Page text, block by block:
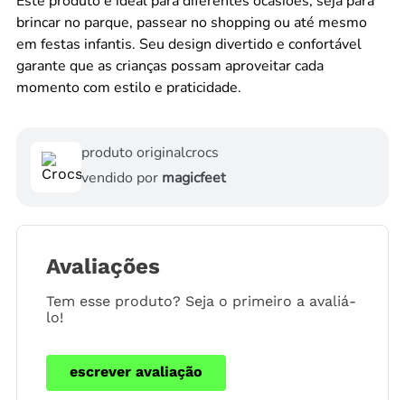
brincar no parque, passear no shopping ou até mesmo
em festas infantis. Seu design divertido e confortável
garante que as crianças possam aproveitar cada
momento com estilo e praticidade.
produto originalcrocs
vendido por magicfeet
Avaliações
Tem esse produto? Seja o primeiro a avaliá-
lo!
escrever avaliação